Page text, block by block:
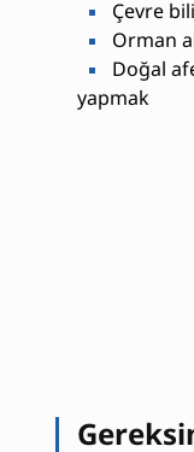
Çevre
Orman
Doğal
yapmak